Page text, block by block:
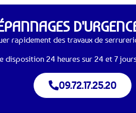
rapidement des travaux de
disposition 24 heures sur 24 et 7
09.72.17.25.20